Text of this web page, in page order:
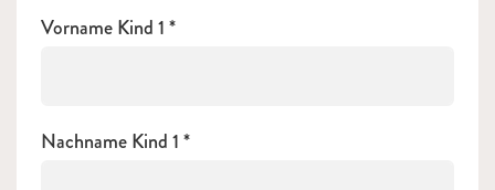
Vorname Kind 1
Nachname Kind 1